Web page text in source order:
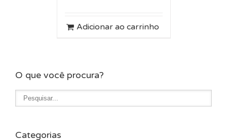
Adicionar ao carrinho
O que você procura?
Categorias